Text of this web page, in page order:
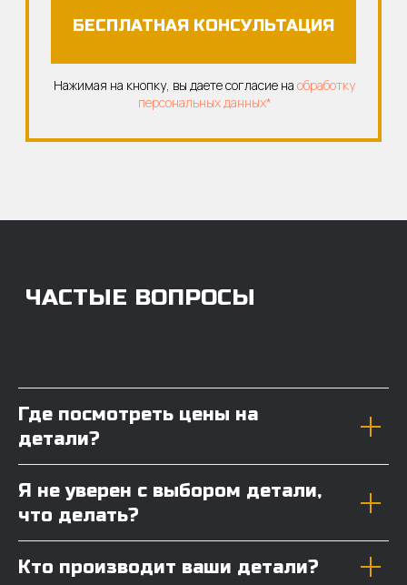
Где посмотреть цены на
детали?
Я не уверен с выбором детали,
что делать?
Кто производит ваши детали?